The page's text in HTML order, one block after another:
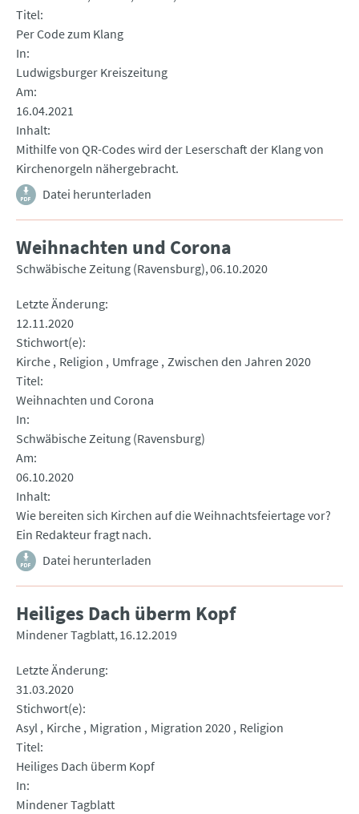
Titel
Per Code zum Klang
In
Ludwigsburger Kreiszeitung
Am
16.04.2021
Inhalt
Mithilfe von QR-Codes wird der Leserschaft der Klang von
Kirchenorgeln nähergebracht.
Datei herunterladen
Weihnachten und Corona
Schwäbische Zeitung (Ravensburg) 06.10.2020
Letzte Änderung
12.11.2020
Stichwort(e)
Kirche Religion Umfrage Zwischen den Jahren 2020
Titel
Weihnachten und Corona
In
Schwäbische Zeitung (Ravensburg)
Am
06.10.2020
Inhalt
Wie bereiten sich Kirchen auf die Weihnachtsfeiertage vor?
Ein Redakteur fragt nach.
Datei herunterladen
Heiliges Dach überm Kopf
Mindener Tagblatt 16.12.2019
Letzte Änderung
31.03.2020
Stichwort(e)
Asyl Kirche Migration Migration 2020 Religion
Titel
Heiliges Dach überm Kopf
In
Mindener Tagblatt